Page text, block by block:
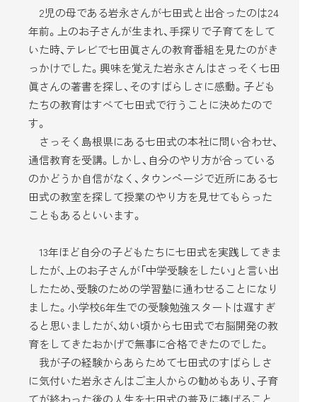
2児の母である岩永さんが七田式と出合ったのは24
年前。上のお子さんが生まれ、手探りで子育てをして
いた時、テレビで七田眞さんの教育番組を見たのがき
っかけでした。興味を覚えた岩永さんはさっそく七田
眞さんの著書を探し、そのすばらしさに感動。子ども
たちの教育はすべて七田式で行うことに決めたので
す。
さっそく島根県にある七田式の本社に問い合わせ、
通信教育を受講。しかし、自分のやり方が合っている
のかどうか自信がなく、タウンページで近所にある七
田式の教室を探して授業のやり方を見せてもらった
こともあるといいます。
13年ほど自分の子どもたちに七田式を実践してきま
したが、上のお子さんが「中学受験をしたい」と言い出
したため、受験のための学習塾に通わせることになり
ました。小学校6年生での受験勉強スタートは遅すぎ
ると思いましたが、幼い頃から七田式で右脳開発の教
育をしてきたおかげで無事に合格できたのでした。
我が子の経験からあらためて七田式のすばらしさ
に気付いた岩永さんはご主人からの勧めもあり、子育